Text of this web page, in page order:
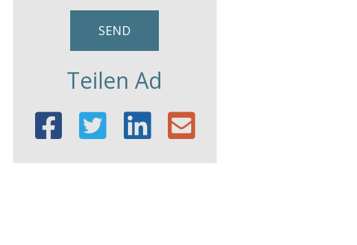
Teilen Ad